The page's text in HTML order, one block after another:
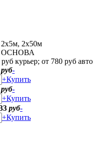
2х50м
ОСНОВА
курьер; от 780 руб авто
руб-
+Купить
руб-
+Купить
руб-
+Купить